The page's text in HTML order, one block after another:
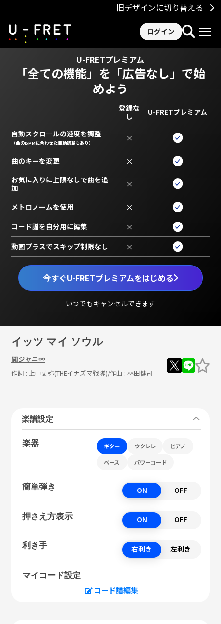
旧デザインに切り替える
ログイン
U-FRETプレミアム
「全ての機能」を 「広告なし」で始
めよう
今すぐU-FRETプレミアムをはじめる
いつでもキャンセルできます
登録な
し
U-FRETプレミアム
自動スクロールの速度を調整
（曲のBPMに合わせた自動調整もあり） ×
曲のキーを変更 ×
お気に入りに上限なしで曲を追
加
×
メトロノームを使用 ×
コード譜を自分用に編集 ×
動画プラスでスキップ制限なし ×
イッツ マイ ソウル
関ジャニ∞
作詞 : 上中丈弥(THEイナズマ戦隊)/作曲 : 林田健司
楽譜設定
楽器 ギター ウクレレ ピアノ
ベース パワーコード
簡単弾き ON OFF
押さえ方表示 ON OFF
利き手 右利き 左利き
マイコード設定
コード譜編集